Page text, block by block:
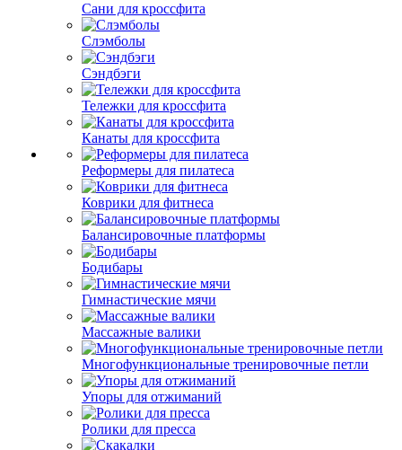
Сани для кроссфита
Слэмболы
Сэндбэги
Тележки для кроссфита
Канаты для кроссфита
Реформеры для пилатеса
Коврики для фитнеса
Балансировочные платформы
Бодибары
Гимнастические мячи
Массажные валики
Многофункциональные тренировочные петли
Упоры для отжиманий
Ролики для пресса